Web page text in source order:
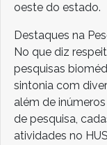
oeste do estado.
Destaques na
No que diz
pesquisas
sintonia com
além de
de pesquisa,
atividades no